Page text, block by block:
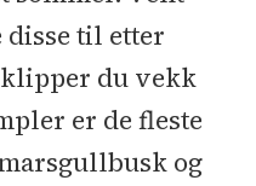
til etter
du vekk
er de fleste
og